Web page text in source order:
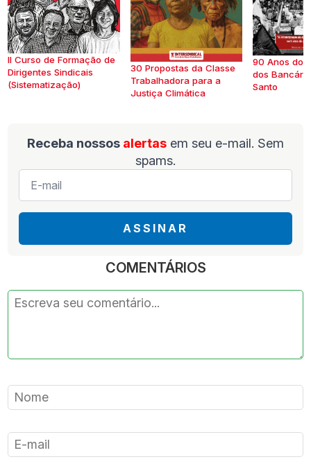
II Curso de Formação de
Dirigentes Sindicais
(Sistematização)
30 Propostas da Classe
Trabalhadora para a
Justiça Climática
90 Anos do
dos
Santo
Receba nossos alertas em seu e-mail. Sem
spams.
E-
mail
ASSINAR
COMENTÁRIOS